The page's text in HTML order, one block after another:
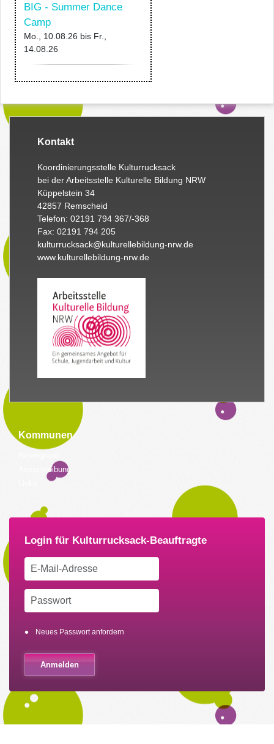
BIG - Summer Dance
Camp
Mo., 10.08.26 bis Fr.,
14.08.26
Kontakt
Koordinierungsstelle Kulturrucksack
bei der Arbeitsstelle Kulturelle Bildung NRW
Küppelstein 34
42857 Remscheid
Telefon: 02191 794 367/-368
Fax: 02191 794 205
kulturrucksack@kulturellebildung-nrw.de
www.kulturellebildung-nrw.de
Kommunen
Ausschreibung
Neues Passwort anfordern